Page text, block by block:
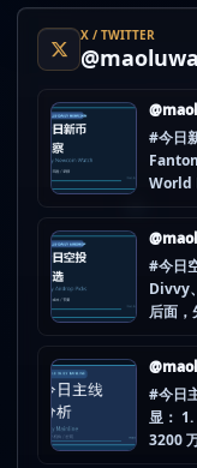
X / TWITTER
#今日
World
而是
把...
#今日
Divvy
后面，
都没
投项目
#今日
显：
3200